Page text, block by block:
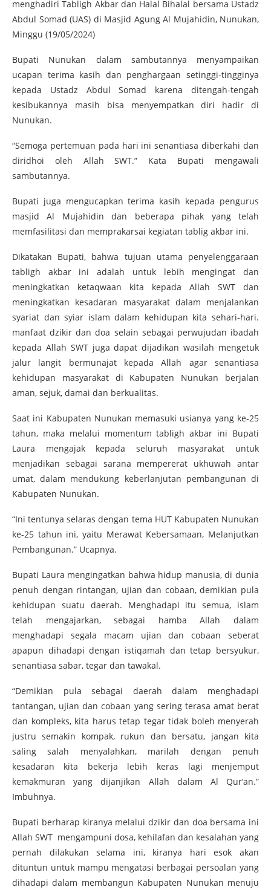
menghadiri Tabligh Akbar dan Halal Bihalal bersama Ustadz
Abdul Somad (UAS) di Masjid Agung Al Mujahidin, Nunukan,
Minggu (19/05/2024)
Bupati Nunukan dalam sambutannya menyampaikan
ucapan terima kasih dan penghargaan setinggi-tingginya
kepada Ustadz Abdul Somad karena ditengah-tengah
kesibukannya masih bisa menyempatkan diri hadir di
Nunukan.
“Semoga pertemuan pada hari ini senantiasa diberkahi dan
diridhoi oleh Allah SWT.” Kata Bupati mengawali
sambutannya.
Bupati juga mengucapkan terima kasih kepada pengurus
masjid Al Mujahidin dan beberapa pihak yang telah
memfasilitasi dan memprakarsai kegiatan tablig akbar ini.
Dikatakan Bupati, bahwa tujuan utama penyelenggaraan
tabligh akbar ini adalah untuk lebih mengingat dan
meningkatkan ketaqwaan kita kepada Allah SWT dan
meningkatkan kesadaran masyarakat dalam menjalankan
syariat dan syiar islam dalam kehidupan kita sehari-hari.
manfaat dzikir dan doa selain sebagai perwujudan ibadah
kepada Allah SWT juga dapat dijadikan wasilah mengetuk
jalur langit bermunajat kepada Allah agar senantiasa
kehidupan masyarakat di Kabupaten Nunukan berjalan
aman, sejuk, damai dan berkualitas.
Saat ini Kabupaten Nunukan memasuki usianya yang ke-25
tahun, maka melalui momentum tabligh akbar ini Bupati
Laura mengajak kepada seluruh masyarakat untuk
menjadikan sebagai sarana mempererat ukhuwah antar
umat, dalam mendukung keberlanjutan pembangunan di
Kabupaten Nunukan.
“Ini tentunya selaras dengan tema HUT Kabupaten Nunukan
ke-25 tahun ini, yaitu Merawat Kebersamaan, Melanjutkan
Pembangunan.” Ucapnya.
Bupati Laura mengingatkan bahwa hidup manusia, di dunia
penuh dengan rintangan, ujian dan cobaan, demikian pula
kehidupan suatu daerah. Menghadapi itu semua, islam
telah mengajarkan, sebagai hamba Allah dalam
menghadapi segala macam ujian dan cobaan seberat
apapun dihadapi dengan istiqamah dan tetap bersyukur,
senantiasa sabar, tegar dan tawakal.
“Demikian pula sebagai daerah dalam menghadapi
tantangan, ujian dan cobaan yang sering terasa amat berat
dan kompleks, kita harus tetap tegar tidak boleh menyerah
justru semakin kompak, rukun dan bersatu, jangan kita
saling salah menyalahkan, marilah dengan penuh
kesadaran kita bekerja lebih keras lagi menjemput
kemakmuran yang dijanjikan Allah dalam Al Qur’an.”
Imbuhnya.
Bupati berharap kiranya melalui dzikir dan doa bersama ini
Allah SWT mengampuni dosa, kehilafan dan kesalahan yang
pernah dilakukan selama ini, kiranya hari esok akan
dituntun untuk mampu mengatasi berbagai persoalan yang
dihadapi dalam membangun Kabupaten Nunukan menuju